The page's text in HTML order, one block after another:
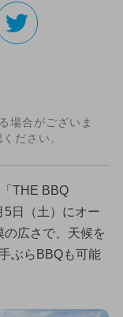
場合がございま
ださい。
THE BBQ
5日（土）にオー
広さで、天候を
ぶらBBQも可能